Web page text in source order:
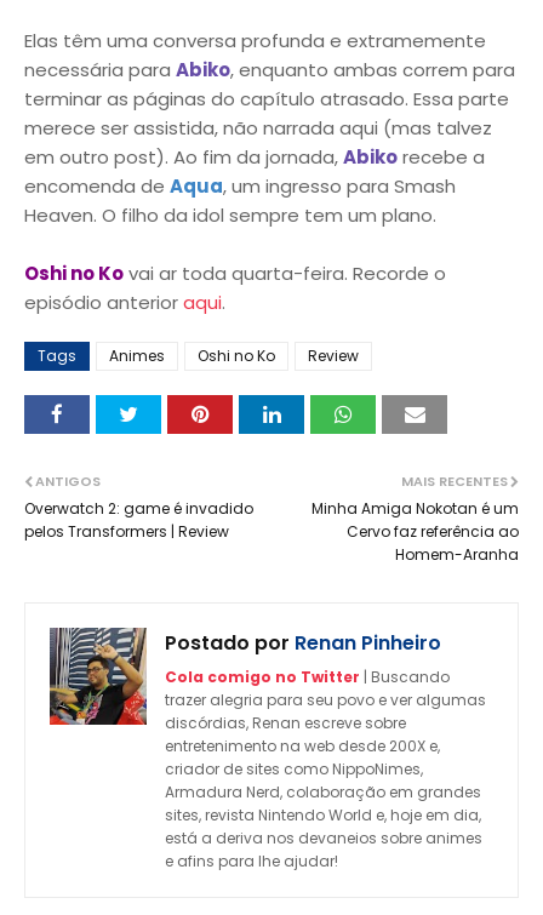
Elas têm uma conversa profunda e extramemente
necessária para Abiko, enquanto ambas correm para
terminar as páginas do capítulo atrasado. Essa parte
merece ser assistida, não narrada aqui (mas talvez
em outro post). Ao fim da jornada,Abikorecebe a
encomenda de Aqua, um ingresso para Smash
Heaven. O filho da idol sempre tem um plano.
Oshi no Kovai ar toda quarta-feira. Recorde o
episódio anterioraqui.
Tags Animes Oshi no Ko Review
MAIS RECENTES
Minha Amiga Nokotan é um
Cervo faz referência ao
Homem-Aranha
ANTIGOS
Overwatch 2: game é invadido
pelos Transformers | Review
Postado por Renan Pinheiro
Cola comigo no Twitter | Buscando
trazer alegria para seu povo e ver algumas
discórdias, Renan escreve sobre
entretenimento na web desde 200X e,
criador de sites como NippoNimes,
Armadura Nerd, colaboração em grandes
sites, revista Nintendo World e, hoje em dia,
está a deriva nos devaneios sobre animes
e afins para lhe ajudar!